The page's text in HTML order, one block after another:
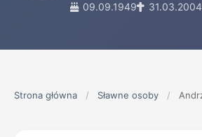
09.09.1949 31.03.2004
Strona główna / Sławne osoby /